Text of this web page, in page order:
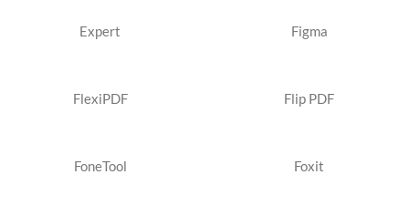
Expert Figma
FlexiPDF Flip PDF
FoneTool Foxit